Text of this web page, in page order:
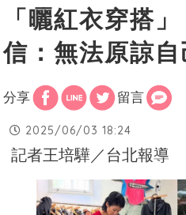
「曬紅衣穿搭
信：無法原諒自
分享 留言
2025/06/03 18:24
記者王培驊／台北報導